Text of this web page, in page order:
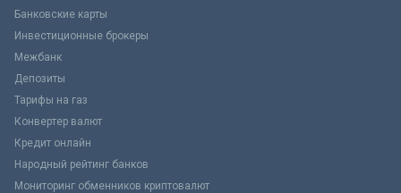
Банковские карты
Инвестиционные брокеры
Межбанк
Депозиты
Тарифы на газ
Конвертер валют
Кредит онлайн
Народный рейтинг банков
Мониторинг обменников криптовалют